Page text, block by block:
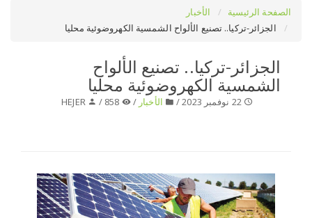
اختر بلدا/بلدان
الصفحة الرئيسية
الأخبار
الجزائر-تركيا.. تصنيع الألواح الشمسية الكهروضوئية محليا
الجزائر-تركيا.. تصنيع الألواح
الشمسية الكهروضوئية محليا
22 نوفمبر 2023 / الأخبار /
HEJER